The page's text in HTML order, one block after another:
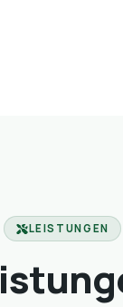
LEISTUNGEN